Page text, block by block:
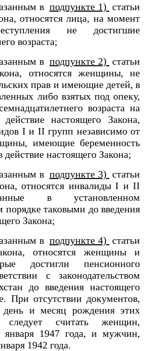
в подпункте 1) статьи
относятся лица, на момент
не достигшие
возраста;
в подпункте 2) статьи
относятся женщины, не
прав и имеющие детей, в
либо взятых под опеку,
возраста на
настоящего Закона,
I и II групп независимо от
имеющие беременность
действие настоящего Закона;
в подпункте 3) статьи
относятся инвалиды I и II
в установленном
порядке таковыми до введения
Закона;
в подпункте 4) статьи
относятся женщины и
достигли пенсионного
с законодательством
до введения настоящего
При отсутствии документов,
день и месяц рождения этих
считать женщин,
1947 года, и мужчин,
1942 года.